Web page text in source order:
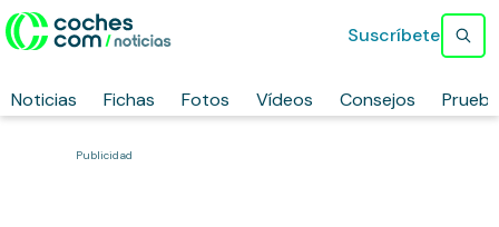
Noticias Fichas Fotos Vídeos Consejos
Suscríbete
Publicidad